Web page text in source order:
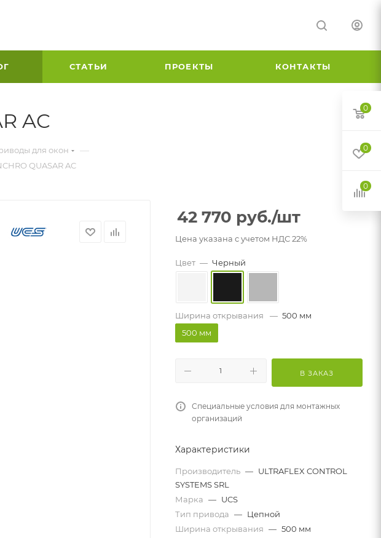
СТАТЬИ ПРОЕКТЫ КОНТАКТЫ
AC
для окон —
QUASAR AC
42 770 руб./шт
Цена указана с учетом НДС 22%
Цвет — Черный
Ширина открывания — 500 мм
500 мм
В ЗАКАЗ
Специальные условия для монтажных
организаций
Характеристики
Производитель — ULTRAFLEX CONTROL
SYSTEMS SRL
Марка — UCS
Тип привода — Цепной
Ширина открывания — 500 мм
0
0
0